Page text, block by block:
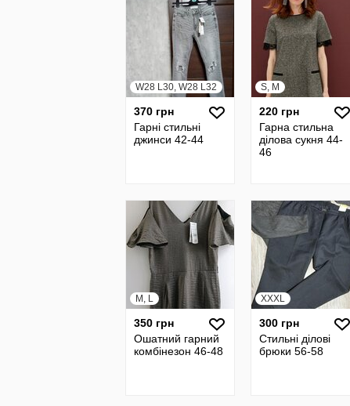
W28 L30, W28 L32
370 грн
Гарні стильні
джинси 42-44
S, M
220 грн
Гарна стильна
ділова сукня 44-
46
M, L
350 грн
Ошатний гарний
комбінезон 46-48
XXXL
300 грн
Стильні ділові
брюки 56-58